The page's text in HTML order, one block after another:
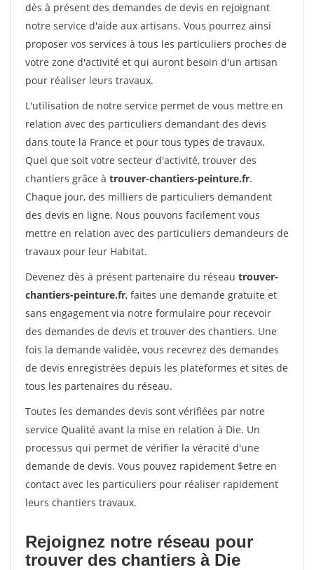
dès à présent des demandes de devis en rejoignant
notre service d'aide aux artisans. Vous pourrez ainsi
proposer vos services à tous les particuliers proches de
votre zone d'activité et qui auront besoin d'un artisan
pour réaliser leurs travaux.
L'utilisation de notre service permet de vous mettre en
relation avec des particuliers demandant des devis
dans toute la France et pour tous types de travaux.
Quel que soit votre secteur d'activité, trouver des
chantiers grâce à trouver-chantiers-peinture.fr.
Chaque jour, des milliers de particuliers demandent
des devis en ligne. Nous pouvons facilement vous
mettre en relation avec des particuliers demandeurs de
travaux pour leur Habitat.
Devenez dès à présent partenaire du réseau trouver-
chantiers-peinture.fr, faites une demande gratuite et
sans engagement via notre formulaire pour recevoir
des demandes de devis et trouver des chantiers. Une
fois la demande validée, vous recevrez des demandes
de devis enregistrées depuis les plateformes et sites de
tous les partenaires du réseau.
Toutes les demandes devis sont vérifiées par notre
service Qualité avant la mise en relation à Die. Un
processus qui permet de vérifier la véracité d'une
demande de devis. Vous pouvez rapidement $etre en
contact avec les particuliers pour réaliser rapidement
leurs chantiers travaux.
Rejoignez notre réseau pour
trouver des chantiers à Die